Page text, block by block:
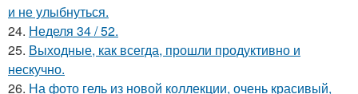
и не улыбнуться.
24. Неделя 34 / 52.
25. Выходные, как всегда, прошли продуктивно и
нескучно.
26. На фото гель из новой коллекции, очень красивый,